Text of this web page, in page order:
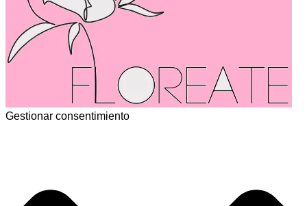
Gestionar consentimiento